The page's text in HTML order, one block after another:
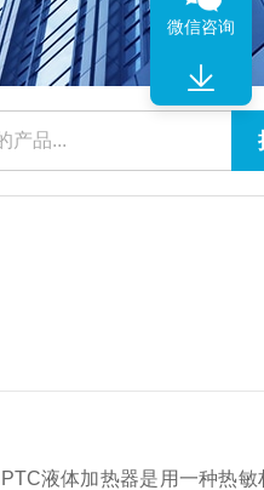
液体加热器是用一种热敏
微信咨询